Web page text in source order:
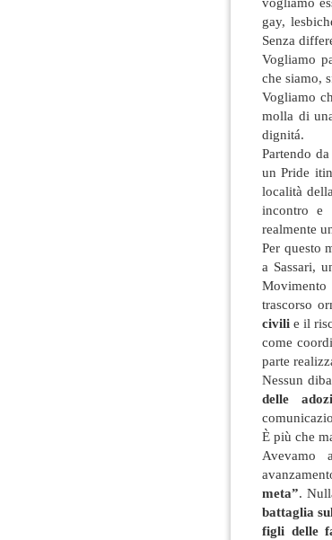
gay,
Senza
Vogliamo
che siamo,
Vogliamo
molla di
dignitá.
Partendo
un Pride
località
incontro e
realmente
Per questo
a Sassari,
trascorso
civili e il
come
parte
Nessun
delle
È più che
Avevamo
meta”.
battaglia
figli delle